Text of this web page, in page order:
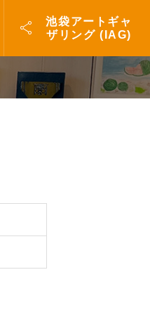

池袋アートギャ
ザリング (IAG)